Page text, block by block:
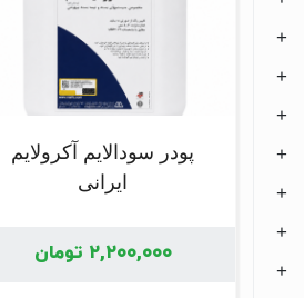
پودر سودالایم آکرولایم
ایرانی
۲,۲۰۰,۰۰۰ تومان